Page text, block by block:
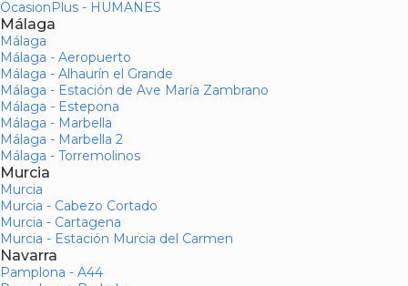
OcasionPlus - HUMANES
Málaga
Málaga
Málaga - Aeropuerto
Málaga - Alhaurín el Grande
Málaga - Estación de Ave María Zambrano
Málaga - Estepona
Málaga - Marbella
Málaga - Marbella 2
Málaga - Torremolinos
Murcia
Murcia
Murcia - Cabezo Cortado
Murcia - Cartagena
Murcia - Estación Murcia del Carmen
Navarra
Pamplona - A44